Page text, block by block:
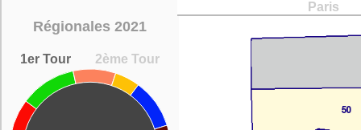
Régionales 2021
1er Tour 2ème Tour
Paris